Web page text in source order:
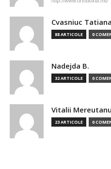
Cvasniuc Tatiana
88 ARTICOLE 0
Nadejda B.
32 ARTICOLE 0
Vitalii Mereutanu
23 ARTICOLE 0